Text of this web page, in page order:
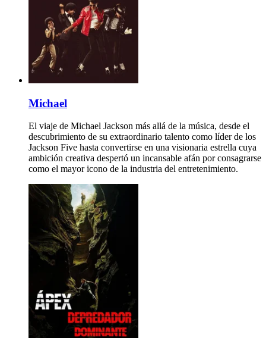
Michael
El viaje de Michael Jackson más allá de la música, desde el
descubrimiento de su extraordinario talento como líder de los
Jackson Five hasta convertirse en una visionaria estrella cuya
ambición creativa despertó un incansable afán por consagrarse
como el mayor icono de la industria del entretenimiento.